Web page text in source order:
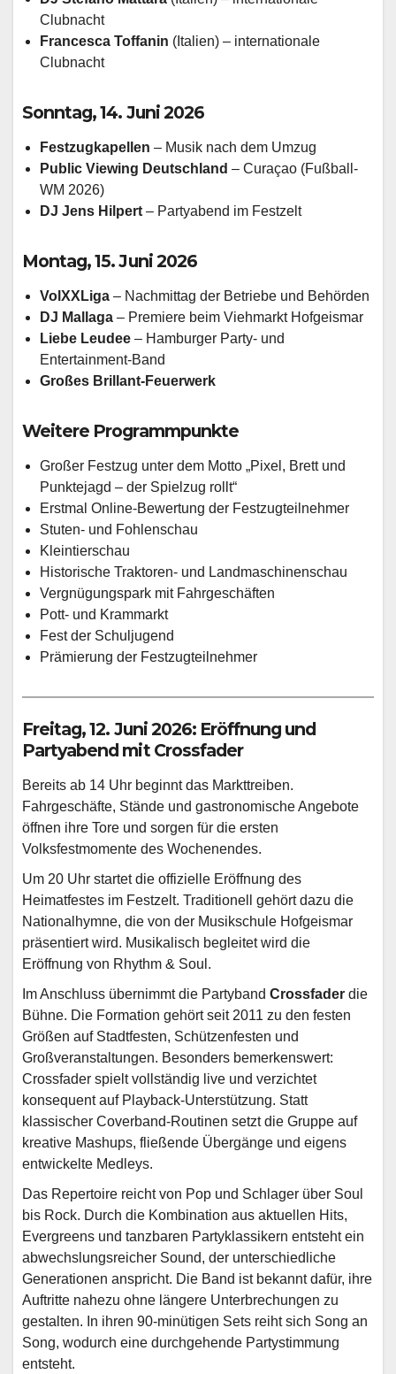
Clubnacht
Francesca Toffanin (Italien) – internationale
Clubnacht
Sonntag, 14. Juni 2026
Festzugkapellen – Musik nach dem Umzug
Public Viewing Deutschland – Curaçao (Fußball-
WM 2026)
DJ Jens Hilpert – Partyabend im Festzelt
Montag, 15. Juni 2026
VolXXLiga – Nachmittag der Betriebe und Behörden
DJ Mallaga – Premiere beim Viehmarkt Hofgeismar
Liebe Leudee – Hamburger Party- und
Entertainment-Band
Großes Brillant-Feuerwerk
Weitere Programmpunkte
Großer Festzug unter dem Motto „Pixel, Brett und
Punktejagd – der Spielzug rollt“
Erstmal Online-Bewertung der Festzugteilnehmer
Stuten- und Fohlenschau
Kleintierschau
Historische Traktoren- und Landmaschinenschau
Vergnügungspark mit Fahrgeschäften
Pott- und Krammarkt
Fest der Schuljugend
Prämierung der Festzugteilnehmer
Freitag, 12. Juni 2026: Eröffnung und
Partyabend mit Crossfader
Bereits ab 14 Uhr beginnt das Markttreiben.
Fahrgeschäfte, Stände und gastronomische Angebote
öffnen ihre Tore und sorgen für die ersten
Volksfestmomente des Wochenendes.
Um 20 Uhr startet die offizielle Eröffnung des
Heimatfestes im Festzelt. Traditionell gehört dazu die
Nationalhymne, die von der Musikschule Hofgeismar
präsentiert wird. Musikalisch begleitet wird die
Eröffnung von Rhythm & Soul.
Im Anschluss übernimmt die Partyband Crossfader die
Bühne. Die Formation gehört seit 2011 zu den festen
Größen auf Stadtfesten, Schützenfesten und
Großveranstaltungen. Besonders bemerkenswert:
Crossfader spielt vollständig live und verzichtet
konsequent auf Playback-Unterstützung. Statt
klassischer Coverband-Routinen setzt die Gruppe auf
kreative Mashups, fließende Übergänge und eigens
entwickelte Medleys.
Das Repertoire reicht von Pop und Schlager über Soul
bis Rock. Durch die Kombination aus aktuellen Hits,
Evergreens und tanzbaren Partyklassikern entsteht ein
abwechslungsreicher Sound, der unterschiedliche
Generationen anspricht. Die Band ist bekannt dafür, ihre
Auftritte nahezu ohne längere Unterbrechungen zu
gestalten. In ihren 90-minütigen Sets reiht sich Song an
Song, wodurch eine durchgehende Partystimmung
entsteht.